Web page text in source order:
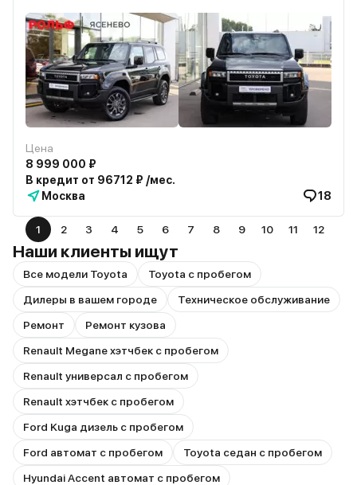
Цена
8 999 000 ₽
В кредит от 96712 ₽ /мес.
Москва
18
1 2 3 4 5 6 7 8 9 10 11 12
Наши клиенты ищут
Все модели Toyota
Toyota с пробегом
Дилеры в вашем городе
Техническое обслуживание
Ремонт
Ремонт кузова
Renault Megane хэтчбек с пробегом
Renault универсал с пробегом
Renault хэтчбек с пробегом
Ford Kuga дизель с пробегом
Ford автомат с пробегом
Toyota седан с пробегом
Hyundai Accent автомат с пробегом